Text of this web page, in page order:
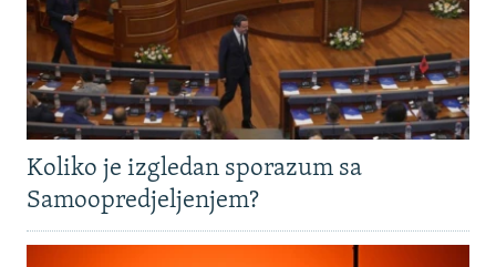
Koliko je izgledan sporazum sa
Samoopredjeljenjem?